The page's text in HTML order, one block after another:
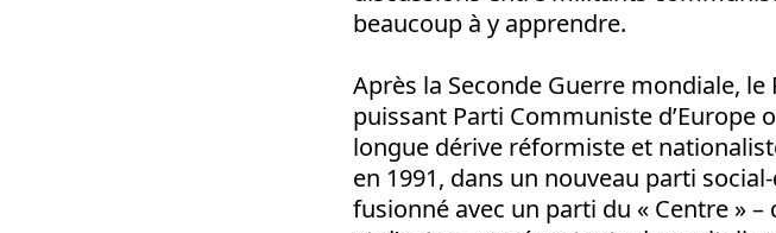
beaucoup à y apprendre.
Après la Seconde Guerre mondiale,
puissant Parti Communiste d’Europe
longue dérive réformiste et
en 1991, dans un nouveau parti
fusionné avec un parti du « Centre »